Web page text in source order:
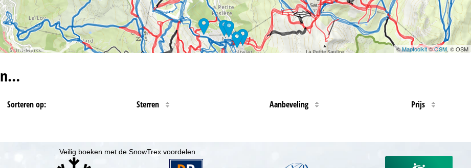
©Maptoolkit©OSM, © OSM
Sorteren op: Sterren Aanbeveling Prijs
Veilig boeken met de SnowTrex voordelen